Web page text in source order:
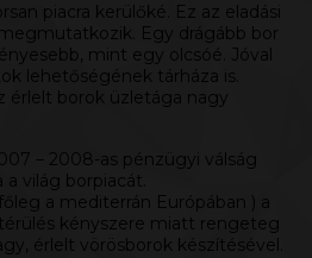
piacra kerülőké. Ez az eladási
Egy drágább bor
mint egy olcsóé. Jóval
lehetőségének tárháza is.
érlelt borok üzletága nagy
– 2008-as pénzügyi válság
világ borpiacát.
a mediterrán Európában ) a
kényszere miatt rengeteg
érlelt vörösborok készítésével.